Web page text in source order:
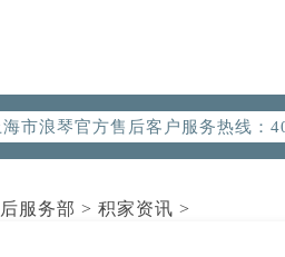
上海市售后服务网络优化升级公
市浪琴官方售后客户服务热线：
售后服务中心最新网点地址：
京东路299号宏伊国际广场写字
服务部 > 积家资讯 >